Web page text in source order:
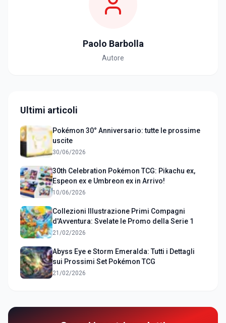
Paolo Barbolla
Autore
Ultimi articoli
Pokémon 30° Anniversario: tutte le prossime
uscite
30/06/2026
30th Celebration Pokémon TCG: Pikachu ex,
Espeon ex e Umbreon ex in Arrivo!
10/06/2026
Collezioni Illustrazione Primi Compagni
d'Avventura: Svelate le Promo della Serie 1
21/02/2026
Abyss Eye e Storm Emeralda: Tutti i Dettagli
sui Prossimi Set Pokémon TCG
21/02/2026